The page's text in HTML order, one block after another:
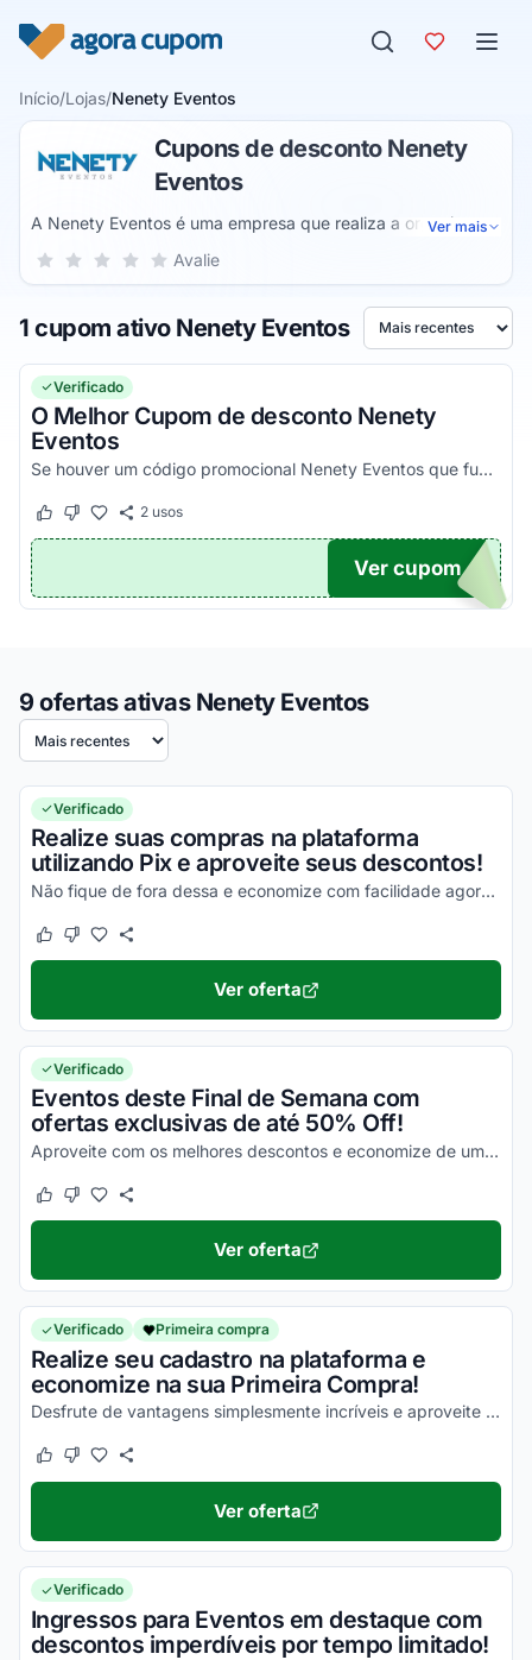
Início/Lojas/Nenety Eventos
Cupons de desconto Nenety
Eventos
A Nenety Eventos é uma empresa que realiza a organização
de eventos universitários, teatrais, festivais de música,
único lugar.
Ver mais
Sua nota para Nenety Eventos, de 1 a 5 estrelas
5 estrelas
4 estrelas
3 estrelas
2 estrelas
1 estrela Avalie
1 cupom ativo Nenety Eventos Ordenar por
Verificado
O Melhor Cupom de desconto Nenety
Eventos
Se houver um código promocional Nenety Eventos que funciona, ele estará aqui na nossa página. Pegue o voucher e confira agora!
Este cupom funcionou
Este cupom não funcionou
2usos
TICO
Ver cupom
9 ofertas ativas Nenety Eventos
Ordenar por
Verificado
Realize suas compras na plataforma
utilizando Pix e aproveite seus descontos!
Não fique de fora dessa e economize com facilidade agora mesmo!
Este cupom funcionou
Este cupom não funcionou
Ver oferta
Verificado
Eventos deste Final de Semana com
ofertas exclusivas de até 50% Off!
Aproveite com os melhores descontos e economize de uma forma simples nas suas compras!
Este cupom funcionou
Este cupom não funcionou
Ver oferta
Verificado Primeira compra
Realize seu cadastro na plataforma e
economize na sua Primeira Compra!
Desfrute de vantagens simplesmente incríveis e aproveite com as melhores vantagens!
Este cupom funcionou
Este cupom não funcionou
Ver oferta
Verificado
Ingressos para Eventos em destaque com
descontos imperdíveis por tempo limitado!